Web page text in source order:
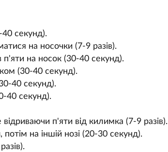
секунд).
на носочки (7-9 разів).
на носок (30-40 секунд).
(30-40 секунд).
40 секунд).
40 секунд).
п'яти від килимка (7-9 разів).
на іншій нозі (20-30 секунд).